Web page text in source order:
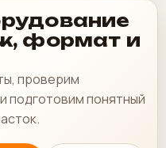
формат и
проверим
подготовим понятный